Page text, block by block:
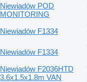
Niewiadów POD
MONITORING
Niewiadów F1334
Niewiadów F1334
Niewiadów F2036HTD
3.6x1.5x1.8m VAN